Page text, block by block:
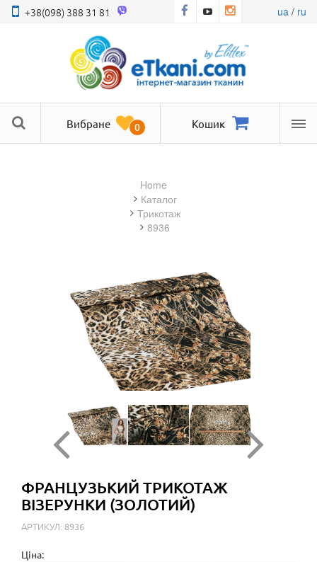
+38(098) 388 31 81 ua/ ru
Вибране 0 Кошик
Home
Каталог
трикотаж
8936
ФРАНЦУЗЬКИЙ ТРИКОТАЖ
ВІЗЕРУНКИ (ЗОЛОТИЙ)
АРТИКУЛ: 8936
Ціна: